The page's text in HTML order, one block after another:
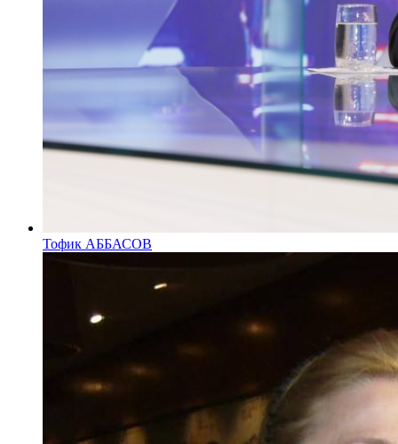
Тофик АББАСОВ